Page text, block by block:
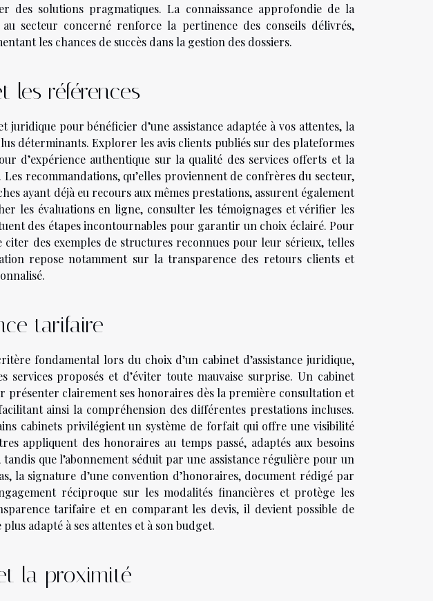
des solutions pragmatiques. La connaissance approfondie de la
secteur concerné renforce la pertinence des conseils délivrés,
les chances de succès dans la gestion des dossiers.
les références
juridique pour bénéficier d’une assistance adaptée à vos attentes, la
déterminants. Explorer les avis clients publiés sur des plateformes
d’expérience authentique sur la qualité des services offerts et la
recommandations, qu’elles proviennent de confrères du secteur,
ayant déjà eu recours aux mêmes prestations, assurent également
les évaluations en ligne, consulter les témoignages et vérifier les
des étapes incontournables pour garantir un choix éclairé. Pour
des exemples de structures reconnues pour leur sérieux, telles
repose notamment sur la transparence des retours clients et
tarifaire
fondamental lors du choix d’un cabinet d’assistance juridique,
proposés et d’éviter toute mauvaise surprise. Un cabinet
présenter clairement ses honoraires dès la première consultation et
ainsi la compréhension des différentes prestations incluses.
cabinets privilégient un système de forfait qui offre une visibilité
appliquent des honoraires au temps passé, adaptés aux besoins
que l’abonnement séduit par une assistance régulière pour un
la signature d’une convention d’honoraires, document rédigé par
réciproque sur les modalités financières et protège les
tarifaire et en comparant les devis, il devient possible de
adapté à ses attentes et à son budget.
la proximité